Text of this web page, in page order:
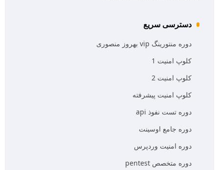
دسترسی سریع
دوره منتورینگ vip بهروز منصوری
کلوپ امنیت 1
کلوپ امنیت 2
کلوپ امنیت پیشرفته
دوره تست نفوذ api
دوره جامع اوسینت
دوره امنیت وردپرس
دوره متخصص pentest